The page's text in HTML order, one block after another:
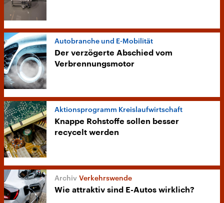
Autobranche und E-Mobilität
Der verzögerte Abschied vom
Verbrennungsmotor
Aktionsprogramm Kreislaufwirtschaft
Knappe Rohstoffe sollen besser
recycelt werden
Verkehrswende
Wie attraktiv sind E-Autos wirklich?